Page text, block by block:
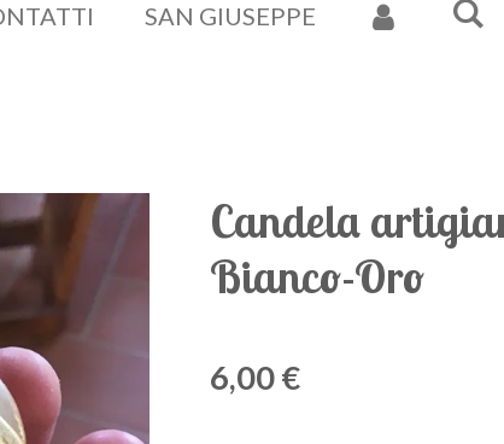
SAN GIUSEPPE
Candela
Bianco-Oro
6,00 €